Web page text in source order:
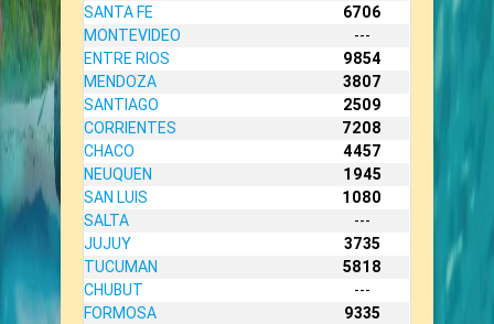
SANTA FE
6706
MONTEVIDEO
---
ENTRE RIOS
9854
MENDOZA
3807
SANTIAGO
2509
CORRIENTES
7208
CHACO
4457
NEUQUEN
1945
SAN LUIS
1080
SALTA
---
JUJUY
3735
TUCUMAN
5818
CHUBUT
---
FORMOSA
9335